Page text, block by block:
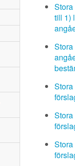
till 1)